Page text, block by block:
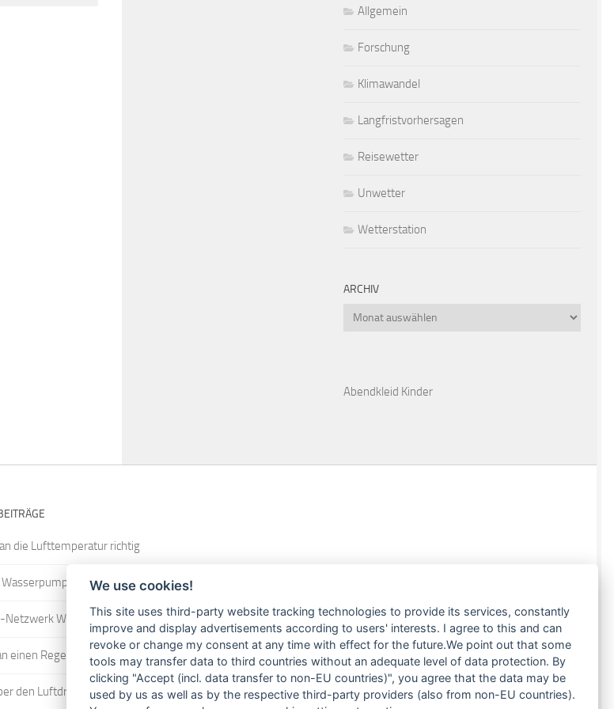
Allgemein
Forschung
Klimawandel
Langfristvorhersagen
Reisewetter
Unwetter
Wetterstation
ARCHIV
Archiv
Abendkleid Kinder
die Lufttemperatur richtig
für den Garten
Netzwerk WeatherCloud
einen Regenmesser korrekt auf
den Luftdruck, die Sie garantiert noch nicht
We use cookies!
This site uses third-party website tracking technologies to provide its services, constantly
improve and display advertisements according to users' interests. I agree to this and can
revoke or change my consent at any time with effect for the future.We point out that some
tools may transfer data to third countries without an adequate level of data protection. By
clicking "Accept (incl. data transfer to non-EU countries)", you agree that the data may be
used by us as well as by the respective third-party providers (also from non-EU countries).